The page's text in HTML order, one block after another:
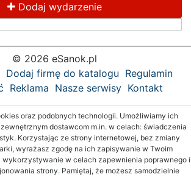
Dodaj wydarzenie
© 2026 eSanok.pl
Dodaj firmę do katalogu Regulamin
Reklama Nasze serwisy Kontakt
oraz podobnych technologii. Umożliwiamy ich
dostawcom m.in. w celach: świadczenia
Korzystając ze strony internetowej, bez zmiany
wyrażasz zgodę na ich zapisywanie w Twoim
w celach zapewnienia poprawnego i
strony. Pamiętaj, że możesz samodzielnie